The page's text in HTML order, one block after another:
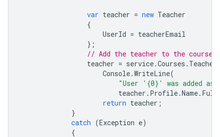
var teacher = new Teacher
{
UserId = teacherEmail
};
// Add the teacher to the course.
teacher = service.Courses .
Console.WriteLine(
"User '{0}' was added
teacher . Profile.Name.
return teacher ;
}
catch (Exception e)
{